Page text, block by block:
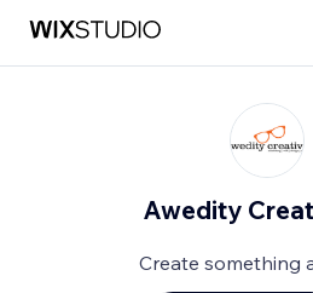
Awedity
Create something